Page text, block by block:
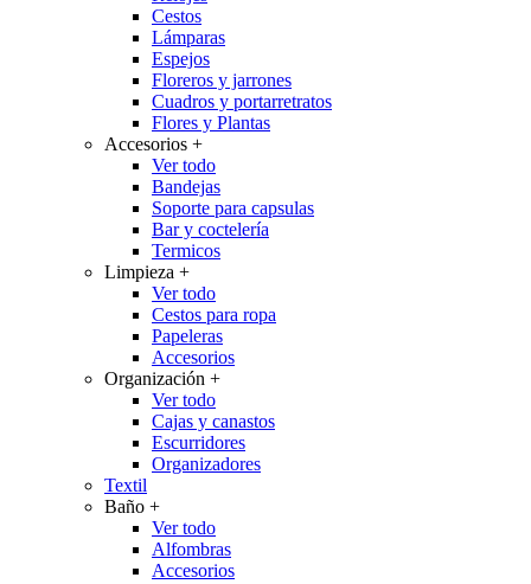
Cestos
Lámparas
Espejos
Floreros y jarrones
Cuadros y portarretratos
Flores y Plantas
Accesorios +
Ver todo
Bandejas
Soporte para capsulas
Bar y coctelería
Termicos
Limpieza +
Ver todo
Cestos para ropa
Papeleras
Accesorios
Organización +
Ver todo
Cajas y canastos
Escurridores
Organizadores
Textil
Baño +
Ver todo
Alfombras
Accesorios